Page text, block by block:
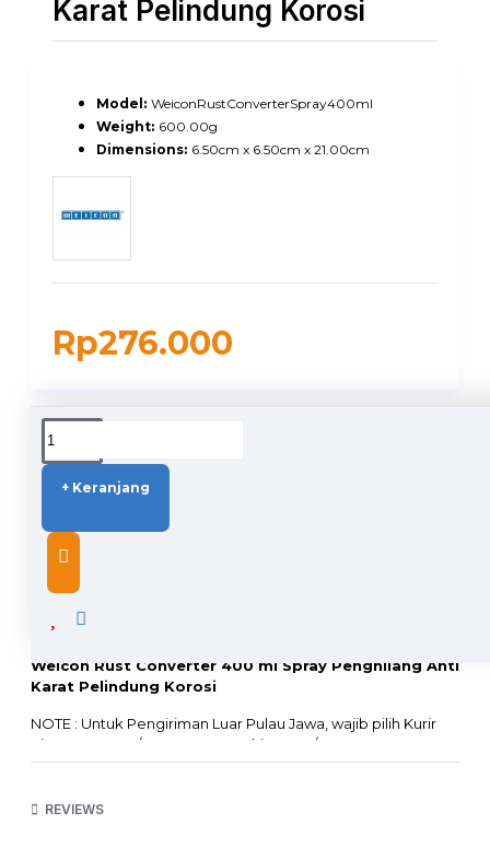
Karat Pelindung Korosi
Rp276.000
Model: WeiconRustConverterSpray400ml
Weight: 600.00g
Dimensions: 6.50cm x 6.50cm x 21.00cm
+ Keranjang
DUKUNGAN PENGIRIMAN
DESCRIPTION
Weicon Rust Converter 400 ml Spray Penghilang Anti
Karat Pelindung Korosi
NOTE : Untuk Pengiriman Luar Pulau Jawa, wajib pilih Kurir
Sicepat Kargo / JNE Kargo Trucking JTR / Rex 10
Tidak bisa menggunakan Kurir Lain sebab barang
REVIEWS